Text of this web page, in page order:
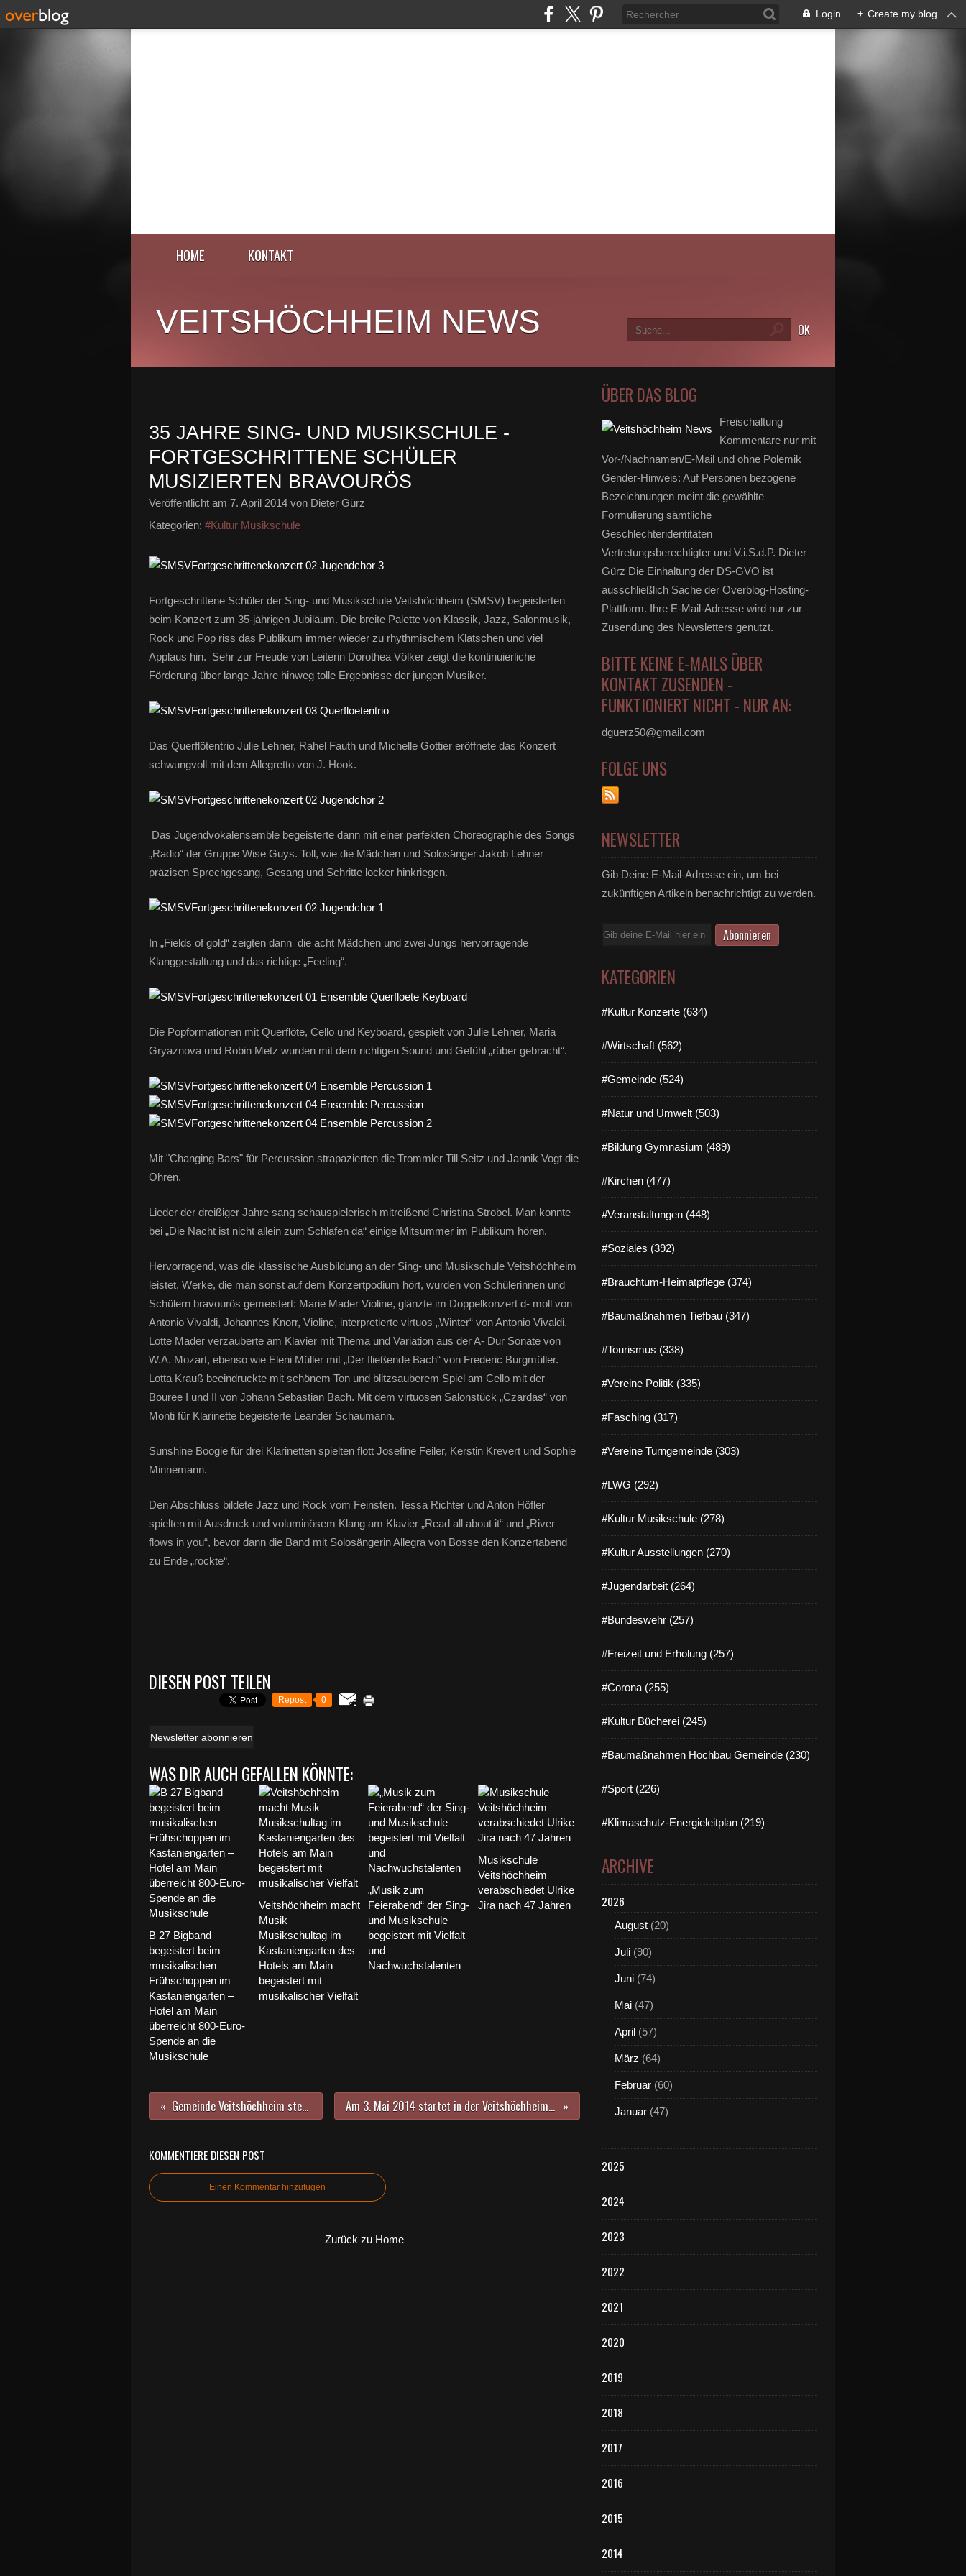
Login + Create my blog
HOME KONTAKT
VEITSHÖCHHEIM NEWS
35 JAHRE SING- UND MUSIKSCHULE -
FORTGESCHRITTENE SCHÜLER
MUSIZIERTEN BRAVOURÖS
Veröffentlicht am 7. April 2014 von Dieter Gürz
Kategorien: #Kultur Musikschule
Fortgeschrittene Schüler der Sing- und Musikschule Veitshöchheim (SMSV) begeisterten
beim Konzert zum 35-jährigen Jubiläum. Die breite Palette von Klassik, Jazz, Salonmusik,
Rock und Pop riss das Publikum immer wieder zu rhythmischem Klatschen und viel
Applaus hin. Sehr zur Freude von Leiterin Dorothea Völker zeigt die kontinuierliche
Förderung über lange Jahre hinweg tolle Ergebnisse der jungen Musiker.
Das Querflötentrio Julie Lehner, Rahel Fauth und Michelle Gottier eröffnete das Konzert
schwungvoll mit dem Allegretto von J. Hook.
Das Jugendvokalensemble begeisterte dann mit einer perfekten Choreographie des Songs
„Radio“ der Gruppe Wise Guys. Toll, wie die Mädchen und Solosänger Jakob Lehner
präzisen Sprechgesang, Gesang und Schritte locker hinkriegen.
In „Fields of gold“ zeigten dann die acht Mädchen und zwei Jungs hervorragende
Klanggestaltung und das richtige „Feeling“.
Die Popformationen mit Querflöte, Cello und Keyboard, gespielt von Julie Lehner, Maria
Gryaznova und Robin Metz wurden mit dem richtigen Sound und Gefühl „rüber gebracht“.
Mit "Changing Bars" für Percussion strapazierten die Trommler Till Seitz und Jannik Vogt die
Ohren.
Lieder der dreißiger Jahre sang schauspielerisch mitreißend Christina Strobel. Man konnte
bei „Die Nacht ist nicht allein zum Schlafen da“ einige Mitsummer im Publikum hören.
Hervorragend, was die klassische Ausbildung an der Sing- und Musikschule Veitshöchheim
leistet. Werke, die man sonst auf dem Konzertpodium hört, wurden von Schülerinnen und
Schülern bravourös gemeistert: Marie Mader Violine, glänzte im Doppelkonzert d- moll von
Antonio Vivaldi, Johannes Knorr, Violine, interpretierte virtuos „Winter“ von Antonio Vivaldi.
Lotte Mader verzauberte am Klavier mit Thema und Variation aus der A- Dur Sonate von
W.A. Mozart, ebenso wie Eleni Müller mit „Der fließende Bach“ von Frederic Burgmüller.
Lotta Krauß beeindruckte mit schönem Ton und blitzsauberem Spiel am Cello mit der
Bouree I und II von Johann Sebastian Bach. Mit dem virtuosen Salonstück „Czardas“ von
Monti für Klarinette begeisterte Leander Schaumann.
Sunshine Boogie für drei Klarinetten spielten flott Josefine Feiler, Kerstin Krevert und Sophie
Minnemann.
Den Abschluss bildete Jazz und Rock vom Feinsten. Tessa Richter und Anton Höfler
spielten mit Ausdruck und voluminösem Klang am Klavier „Read all about it“ und „River
flows in you“, bevor dann die Band mit Solosängerin Allegra von Bosse den Konzertabend
zu Ende „rockte“.
DIESEN POST TEILEN
Repost 0
Newsletter abonnieren
WAS DIR AUCH GEFALLEN KÖNNTE:
B 27 Bigband
begeistert beim
musikalischen
Frühschoppen im
Kastaniengarten –
Hotel am Main
überreicht 800-Euro-
Spende an die
Musikschule
Veitshöchheim macht
Musik –
Musikschultag im
Kastaniengarten des
Hotels am Main
begeistert mit
musikalischer Vielfalt
„Musik zum
Feierabend“ der Sing-
und Musikschule
begeistert mit Vielfalt
und
Nachwuchstalenten
Musikschule
Veitshöchheim
verabschiedet Ulrike
Jira nach 47 Jahren
Gemeinde Veitshöchheim stellt Auszubildende/n zum 1. September ein Am 3. Mai 2014 startet in der Veitshöchheimer Eichendorffschule das erste Repair-Café in Unterfranken
KOMMENTIERE DIESEN POST
Einen Kommentar hinzufügen
Zurück zu Home
ÜBER DAS BLOG
Freischaltung
Kommentare nur mit
Vor-/Nachnamen/E-Mail und ohne Polemik
Gender-Hinweis: Auf Personen bezogene
Bezeichnungen meint die gewählte
Formulierung sämtliche
Geschlechteridentitäten
Vertretungsberechtigter und V.i.S.d.P. Dieter
Gürz Die Einhaltung der DS-GVO ist
ausschließlich Sache der Overblog-Hosting-
Plattform. Ihre E-Mail-Adresse wird nur zur
Zusendung des Newsletters genutzt.
BITTE KEINE E-MAILS ÜBER
KONTAKT ZUSENDEN -
FUNKTIONIERT NICHT - NUR AN:
dguerz50@gmail.com
FOLGE UNS
NEWSLETTER
Gib Deine E-Mail-Adresse ein, um bei
zukünftigen Artikeln benachrichtigt zu werden.
E-
KATEGORIEN
#Kultur Konzerte (634)
#Wirtschaft (562)
#Gemeinde (524)
#Natur und Umwelt (503)
#Bildung Gymnasium (489)
#Kirchen (477)
#Veranstaltungen (448)
#Soziales (392)
#Brauchtum-Heimatpflege (374)
#Baumaßnahmen Tiefbau (347)
#Tourismus (338)
#Vereine Politik (335)
#Fasching (317)
#Vereine Turngemeinde (303)
#LWG (292)
#Kultur Musikschule (278)
#Kultur Ausstellungen (270)
#Jugendarbeit (264)
#Bundeswehr (257)
#Freizeit und Erholung (257)
#Corona (255)
#Kultur Bücherei (245)
#Baumaßnahmen Hochbau Gemeinde (230)
#Sport (226)
#Klimaschutz-Energieleitplan (219)
ARCHIVE
2026
August (20)
Juli (90)
Juni (74)
Mai (47)
April (57)
März (64)
Februar (60)
Januar (47)
2025
2024
2023
2022
2021
2020
2019
2018
2017
2016
2015
2014